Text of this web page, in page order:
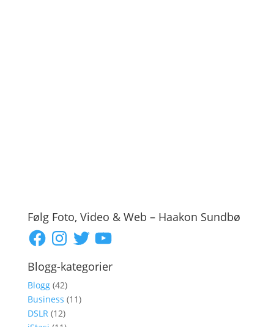
Følg Foto, Video & Web – Haakon Sundbø
FacebookInstagram
TwitterYouTube
Blogg-kategorier
Blogg(42)
Business (11)
DSLR(12)